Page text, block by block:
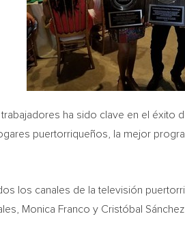
ha sido clave en el éxito
puertorriqueños, la mejor
los canales de la televisión
Monica Franco y Cristóbal